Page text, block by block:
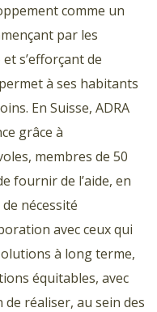
comme un
par les
s’efforçant de
à ses habitants
En Suisse, ADRA
grâce à
membres de 50
fournir de l’aide, en
nécessité
avec ceux qui
à long terme,
équitables, avec
réaliser, au sein des